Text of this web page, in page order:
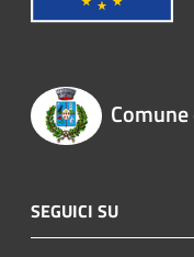
SEGUICI SU